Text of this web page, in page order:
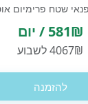
581₪ / יום
4067₪ לשבוע
להזמנה